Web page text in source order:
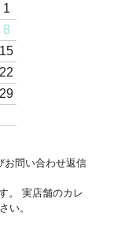
1
8
15
22
29
お問い合わせ返信
。 実店舗のカレ
い。